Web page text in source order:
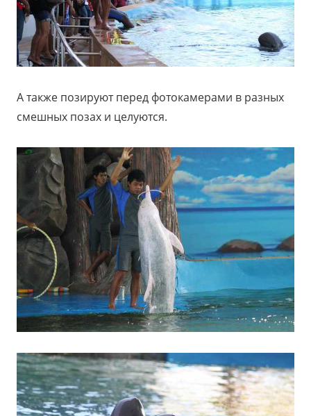
А также позируют перед фотокамерами в разных
смешных позах и целуются.